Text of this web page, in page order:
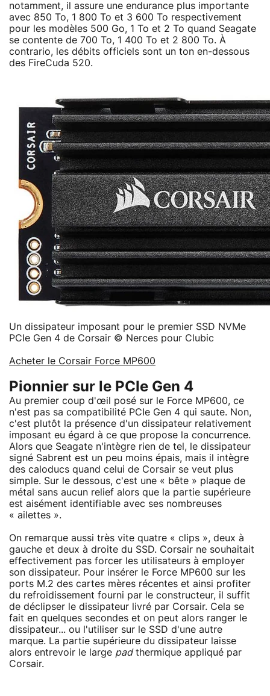
notamment, il assure une endurance plus importante
avec 850 To, 1 800 To et 3 600 To respectivement
pour les modèles 500 Go, 1 To et 2 To quand Seagate
se contente de 700 To, 1 400 To et 2 800 To. À
contrario, les débits officiels sont un ton en-dessous
des FireCuda 520.
Un dissipateur imposant pour le premier SSD NVMe
PCIe Gen 4 de Corsair © Nerces pour Clubic
Acheter le Corsair Force MP600
Pionnier sur le PCIe Gen 4
Au premier coup d'œil posé sur le Force MP600, ce
n'est pas sa compatibilité PCIe Gen 4 qui saute. Non,
c'est plutôt la présence d'un dissipateur relativement
imposant eu égard à ce que propose la concurrence.
Alors que Seagate n'intègre rien de tel, le dissipateur
signé Sabrent est un peu moins épais, mais il intègre
des caloducs quand celui de Corsair se veut plus
simple. Sur le dessous, c'est une « bête » plaque de
métal sans aucun relief alors que la partie supérieure
est aisément identifiable avec ses nombreuses
« ailettes ».
On remarque aussi très vite quatre « clips », deux à
gauche et deux à droite du SSD. Corsair ne souhaitait
effectivement pas forcer les utilisateurs à employer
son dissipateur. Pour insérer le Force MP600 sur les
ports M.2 des cartes mères récentes et ainsi profiter
du refroidissement fourni par le constructeur, il suffit
de déclipser le dissipateur livré par Corsair. Cela se
fait en quelques secondes et on peut alors ranger le
dissipateur... ou l'utiliser sur le SSD d'une autre
marque. La partie supérieure du dissipateur laisse
alors entrevoir le large padthermique appliqué par
Corsair.